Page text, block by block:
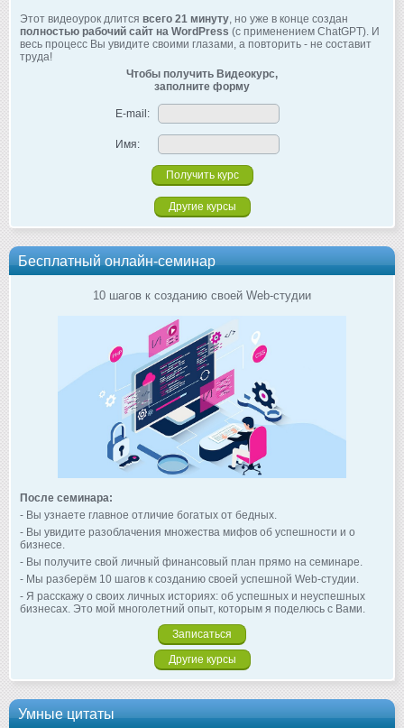
Этот видеоурок длится всего 21 минуту, но уже в конце создан
полностью рабочий сайт на WordPress (с применением ChatGPT). И
весь процесс Вы увидите своими глазами, а повторить - не составит
труда!
Чтобы получить Видеокурс,
заполните форму
E-mail:
Имя:
Другие курсы
Бесплатный онлайн-семинар
10 шагов к созданию своей Web-студии
После семинара:
- Вы узнаете главное отличие богатых от бедных.
- Вы увидите разоблачения множества мифов об успешности и о
бизнесе.
- Вы получите свой личный финансовый план прямо на семинаре.
- Мы разберём 10 шагов к созданию своей успешной Web-студии.
- Я расскажу о своих личных историях: об успешных и неуспешных
бизнесах. Это мой многолетний опыт, которым я поделюсь с Вами.
Записаться
Другие курсы
Умные цитаты